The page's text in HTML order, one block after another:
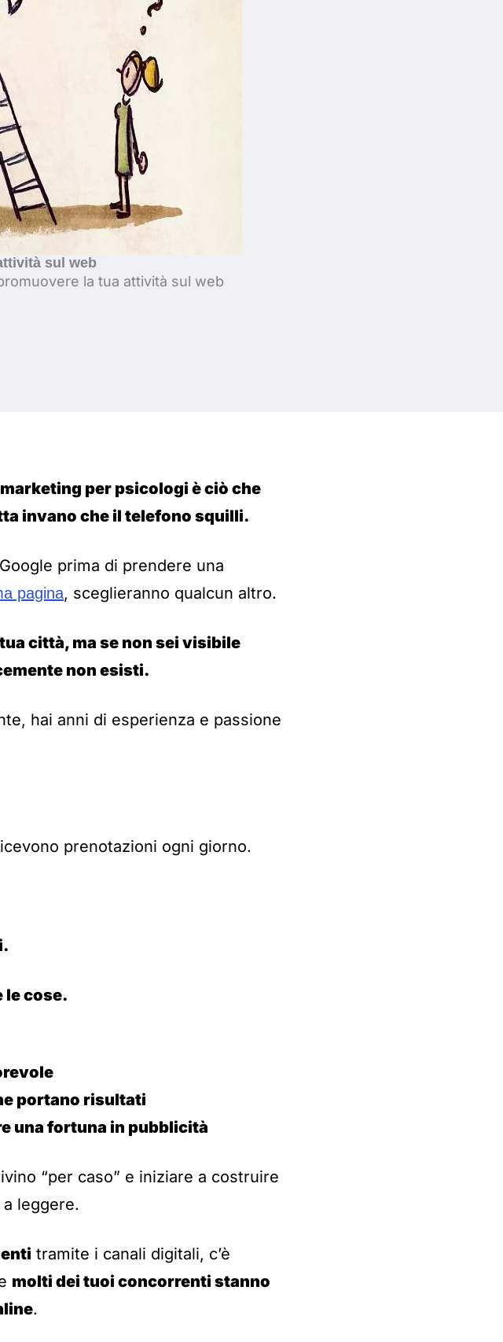
sul web
la tua attività sul web
per psicologi è ciò che
invano che il telefono squilli.
prima di prendere una
pagina, sceglieranno qualcun altro.
città, ma se non sei visibile
non esisti.
hai anni di esperienza e passione
prenotazioni ogni giorno.
le cose.
portano risultati
una fortuna in pubblicità
“per caso” e iniziare a costruire
leggere.
tramite i canali digitali, c’è
molti dei tuoi concorrenti stanno
.